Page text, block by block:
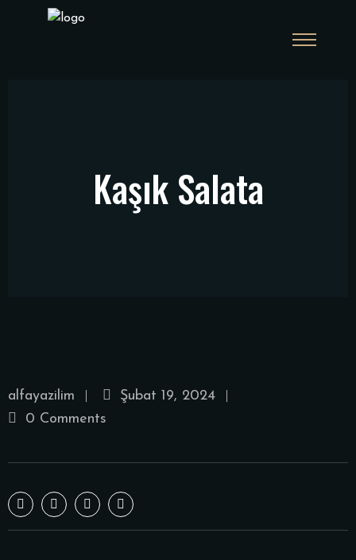
Kaşık Salata
alfayazilim
Şubat 19, 2024
0 Comments